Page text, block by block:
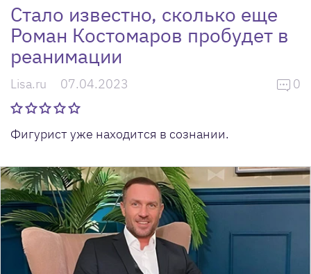
Стало известно, сколько еще
Роман Костомаров пробудет в
реанимации
Lisa.ru 07.04.2023 0
Фигурист уже находится в сознании.